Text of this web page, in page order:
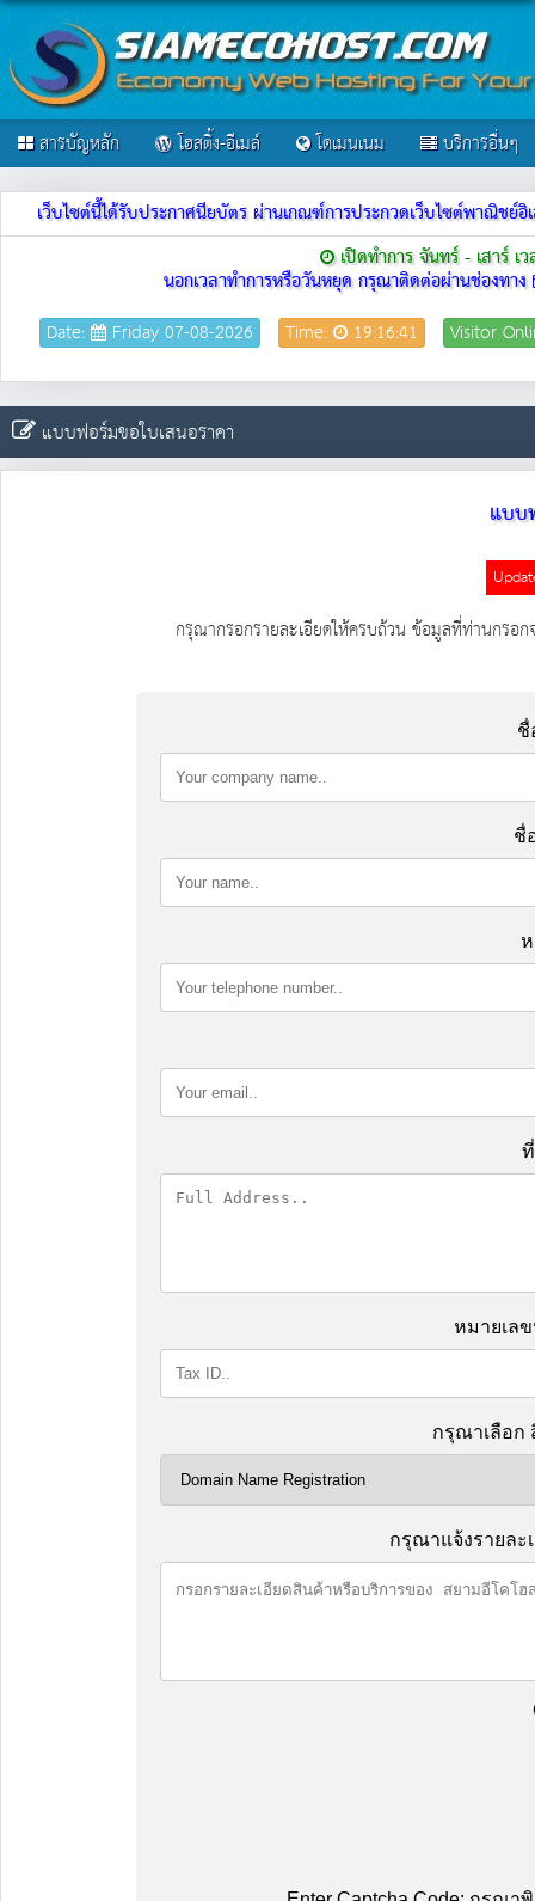
สารบัญหลัก โฮสติ้ง-อีเมล์ โดเมนเนม บริการอื่นๆ
เว็บไซต์นี้ได้รับประกาศนียบัตร ผ่านเกณฑ์การประกวดเว็บไซต์พาณิช
เปิดทำการ จันทร์ - เสาร์
นอกเวลาทำการหรือวันหยุด กรุณาติดต่อผ่านช่องทาง
Date: Friday 07-08-2026 Time: 19:16:41 Visitor
แบบฟอร์มขอใบเสนอราคา
แบบ
กรุณากรอกรายละเอียดให้ครบถ้วน ข้อมูลที่ท่านกรอ